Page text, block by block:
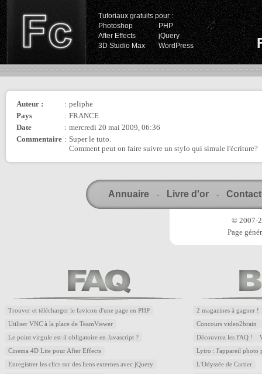
Tutoriaux gratuits pour :
Photoshop
PHP
After Effects
jQuery
3D Studio Max
WordPress
Auteur : : peliphe
Pays
: FRANCE
Date
: mercredi 20 mai 2009, 06:36
Commentaire : Super le tuto.
Comment peut on faire suivre un stylo qui simule l'écriture?
Annuaire - Livre d'or - Contact
© 2007-
Page
Trouver et télécharger le favicon d'une page en PHP
Utiliser VNC à la place de TeamViewer
Le point virgule est-il obligatoire en Javascript ?
Cinema 4D Lite pour After Effects
Enregistrer les clics sur des liens externes avec jQuery
2 magazines à gagner !
Concours video2brain
Découvrez les FAQ !
Lytro : l'appareil photo
L'Odyssée de Cartier